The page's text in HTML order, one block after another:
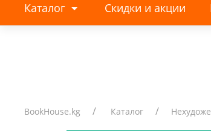
Каталог Скидки и акции
BookHouse.kg Каталог